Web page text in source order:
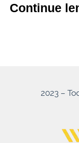
Continue
2023 –